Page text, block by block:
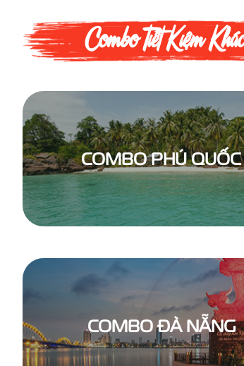
Combo Tiết Kiệm Khác
COMBO PHÚ QUỐC
COMBO ĐÀ NẴNG